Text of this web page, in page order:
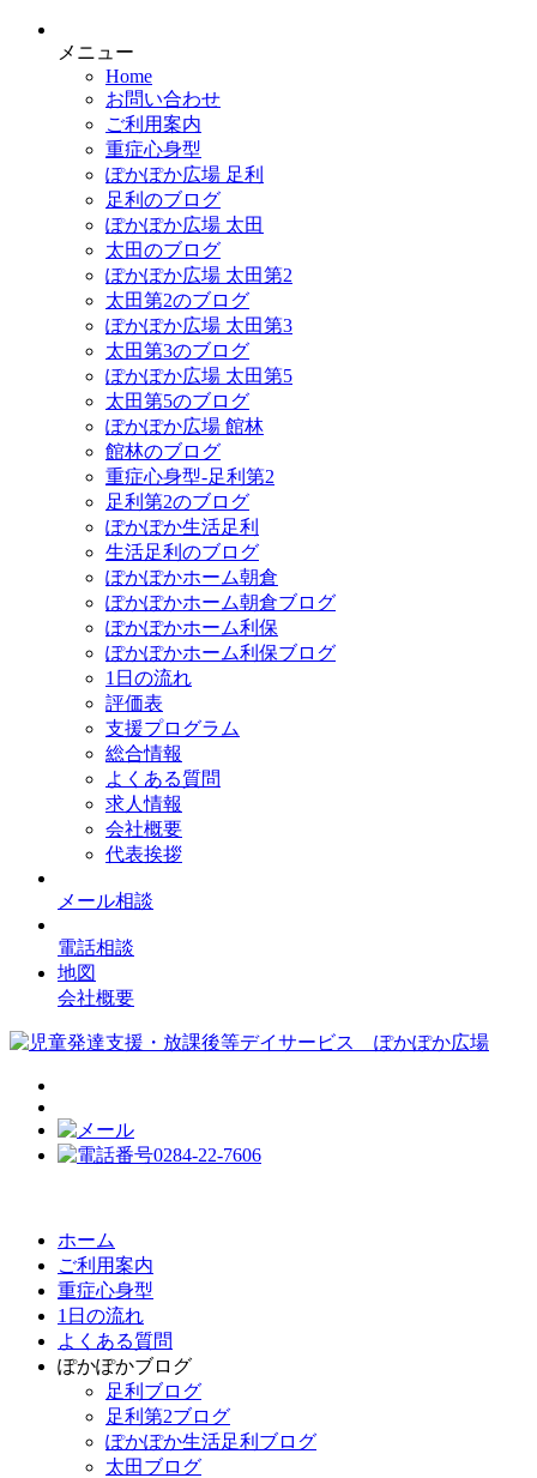
メニュー
Home
お問い合わせ
ご利用案内
重症心身型
ぽかぽか広場 足利
足利のブログ
ぽかぽか広場 太田
太田のブログ
ぽかぽか広場 太田第2
太田第2のブログ
ぽかぽか広場 太田第3
太田第3のブログ
ぽかぽか広場 太田第5
太田第5のブログ
ぽかぽか広場 館林
館林のブログ
重症心身型-足利第2
足利第2のブログ
ぽかぽか生活足利
生活足利のブログ
ぽかぽかホーム朝倉
ぽかぽかホーム朝倉ブログ
ぽかぽかホーム利保
ぽかぽかホーム利保ブログ
1日の流れ
評価表
支援プログラム
総合情報
よくある質問
求人情報
会社概要
代表挨拶
メール相談
電話相談
地図
会社概要
ホーム
ご利用案内
重症心身型
1日の流れ
よくある質問
ぽかぽかブログ
足利ブログ
足利第2ブログ
ぽかぽか生活足利ブログ
太田ブログ